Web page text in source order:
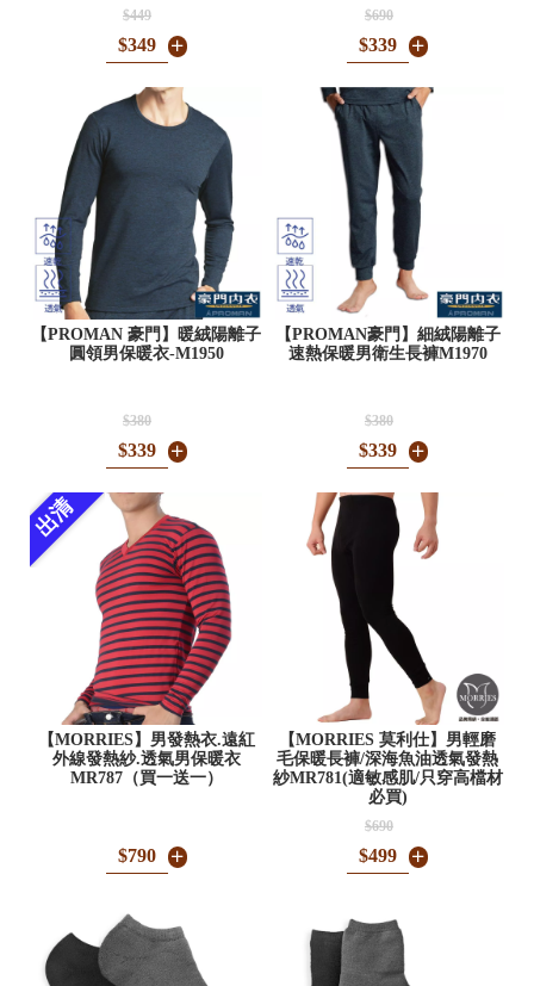
$449
$349
$690
$339
【PROMAN 豪門】暖絨陽離子
圓領男保暖衣-M1950
$380
$339
【PROMAN豪門】細絨陽離子
速熱保暖男衛生長褲M1970
$380
$339
出清
【MORRIES】男發熱衣.遠紅
外線發熱紗.透氣男保暖衣
MR787（買一送一）
$790
【MORRIES 莫利仕】男輕磨
毛保暖長褲/深海魚油透氣發熱
紗MR781(適敏感肌/只穿高檔材
必買)
$690
$499